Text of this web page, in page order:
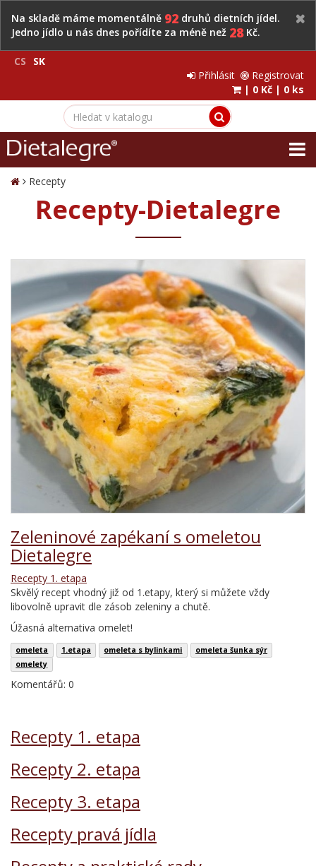
Na skladě máme momentálně 92 druhů dietních jídel.
Jedno jídlo u nás dnes pořídíte za méně než 28Kč.
CS
SK
Přihlásit
Registrovat
| 0 Kč | 0 ks
Recepty
Recepty-Dietalegre
Zeleninové zapékaní s omeletou
Dietalegre
Recepty 1. etapa
Skvělý recept vhodný již od 1.etapy, který si můžete vždy
libovolně upravit dle zásob zeleniny a chutě.
Úžasná alternativa omelet!
omeleta 1.etapa omeleta s bylinkami
omeleta šunka sýr
omelety
Komentářů: 0
Recepty 1. etapa
Recepty 2. etapa
Recepty 3. etapa
Recepty pravá jídla